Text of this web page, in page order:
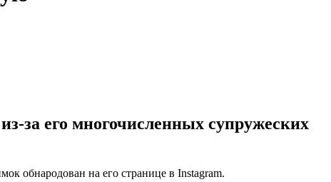
за его многочисленных супружеских
обнародован на его странице в Instagram.